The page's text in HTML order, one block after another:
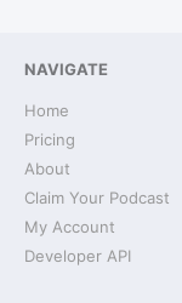
NAVIGATE
Home
Pricing
About
Claim Your Podcast
My Account
Developer API